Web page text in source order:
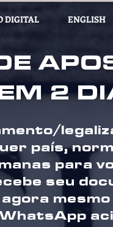
DIGITAL ENGLISH
2
país,
para
seu